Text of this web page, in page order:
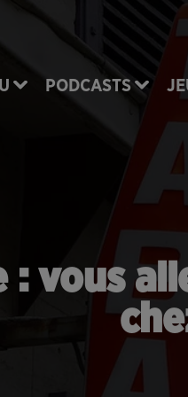
PODCASTS
: vous